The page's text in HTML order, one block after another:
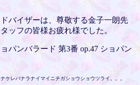
バイザーは、尊敬する金子一朗先
ッフの皆様お疲れ様でした。
パンバラード 第3番 op.47 ショパン
ケレバナラナイマイニチガショウショウツライ。。。